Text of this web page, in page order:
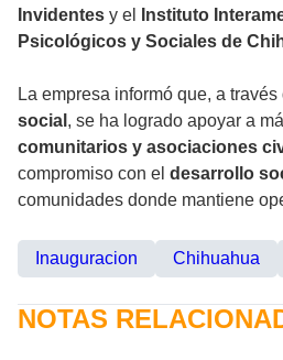
Invidentes y el
Instituto
Psicológicos y Sociales de
La empresa informó que, a través
social , se ha logrado apoyar a
comunitarios y asociaciones
compromiso con el desarrollo
comunidades donde mantiene
Inauguracion Chihuahua
NOTAS